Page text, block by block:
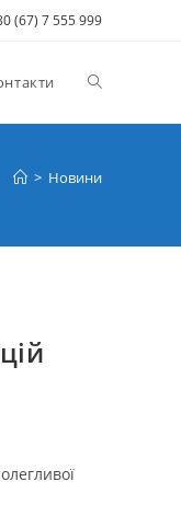
(67) 7 555 999
> Новини